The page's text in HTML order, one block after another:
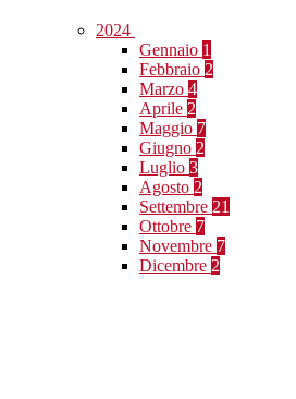
2024
Gennaio 1
Febbraio 2
Marzo 4
Aprile 2
Maggio 7
Giugno 2
Luglio 3
Agosto 2
Settembre 21
Ottobre 7
Novembre 7
Dicembre 2